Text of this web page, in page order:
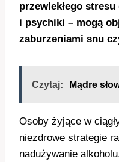
przewlekłego
i psychiki – mogą
zaburzeniami snu
Czytaj: Mądre
Osoby żyjące w
niezdrowe strategie
nadużywanie